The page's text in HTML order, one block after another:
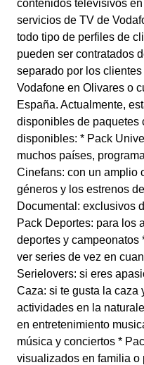
contenidos televisivos
servicios de TV de
todo tipo de perfiles de
pueden ser contratados
separado por los
Vodafone en Olivares o
España. Actualmente,
disponibles de paquetes
disponibles: * Pack
muchos países,
Cinefans: con un amplio
géneros y los estrenos
Documental: exclusivos
Pack Deportes: para los
deportes y campeonatos
ver series de vez en
Serielovers: si eres
Caza: si te gusta la caza
actividades en la
en entretenimiento
música y conciertos *
visualizados en familia o